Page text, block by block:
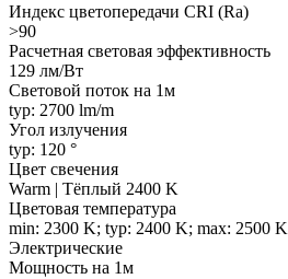
Индекс цветопередачи CRI (Ra)
>90
Расчетная световая эффективность
129 лм/Вт
Световой поток на 1м
typ: 2700 lm/m
Угол излучения
typ: 120 °
Цвет свечения
Warm | Тёплый 2400 K
Цветовая температура
min: 2300 K; typ: 2400 K; max: 2500 K
Электрические
Мощность на 1м